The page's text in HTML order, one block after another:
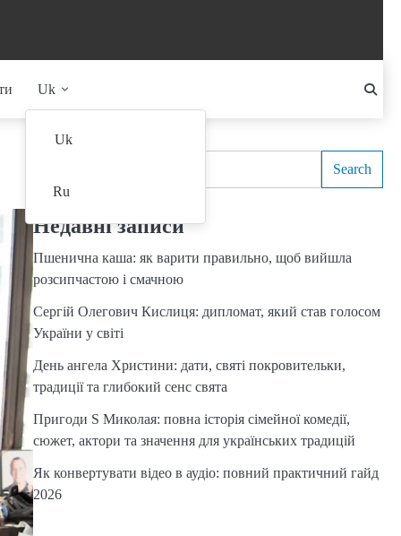
Uk
Uk
Ru
Search
Недавні записи
Пшенична каша: як варити правильно, щоб вийшла
розсипчастою і смачною
Сергій Олегович Кислиця: дипломат, який став голосом
України у світі
День ангела Христини: дати, святі покровительки,
традиції та глибокий сенс свята
Пригоди S Миколая: повна історія сімейної комедії,
сюжет, актори та значення для українських традицій
Як конвертувати відео в аудіо: повний практичний гайд
2026